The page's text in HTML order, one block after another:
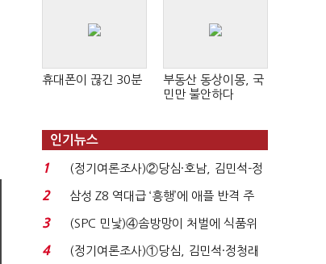
휴대폰이 끊긴 30분
부동산 동상이몽, 국
민만 불안하다
인기뉴스
1
(정기여론조사)②당심·호남, 김민석-정
청래 '초접전'...
2
삼성 Z8 역대급 ‘흥행’에 애플 반격 주
목…9월 ‘폴...
3
(SPC 민낯)④솜방망이 처벌에 식품위
생법 위반 반복...
4
(정기여론조사)①당심, 김민석·정청래